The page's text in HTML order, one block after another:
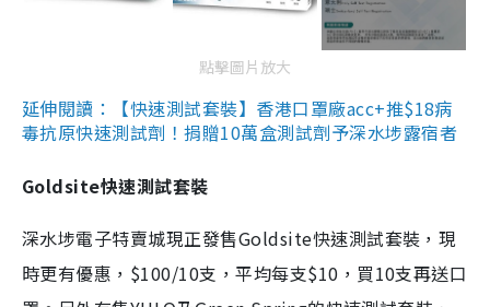
點擊圖片放大
延伸閱讀：【快速測試套裝】香港口罩廠acc+推$18病
毒抗原快速測試劑！捐贈10萬盒測試劑予深水埗露宿者
Goldsite快速測試套裝
深水埗電子特賣城現正發售Goldsite快速測試套裝，現
時更有優惠，$100/10支，平均每支$10，買10支再送口